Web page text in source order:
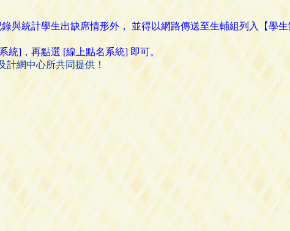
與統計學生出缺席情形外， 並得以網路傳送至生輔組列入【學
統]，再點選 [線上點名系統] 即可。
網中心所共同提供！